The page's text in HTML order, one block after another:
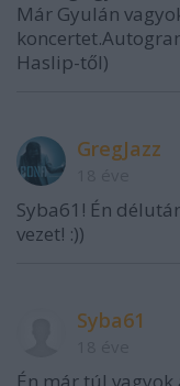
Már Gyulán
Haslip-től)
GregJazz
Syba61! Én
vezet! :))
Syba61
Én már túl